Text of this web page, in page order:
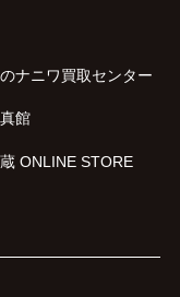
ナニワ買取センター
館
ONLINE STORE